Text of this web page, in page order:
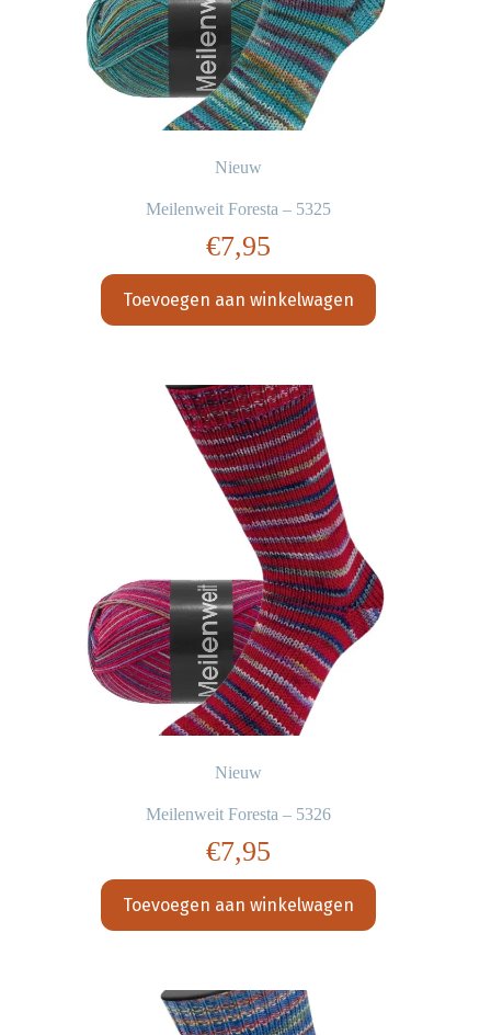
Nieuw
Meilenweit Foresta – 5325
€7,95
Toevoegen aan winkelwagen
Nieuw
Meilenweit Foresta – 5326
€7,95
Toevoegen aan winkelwagen